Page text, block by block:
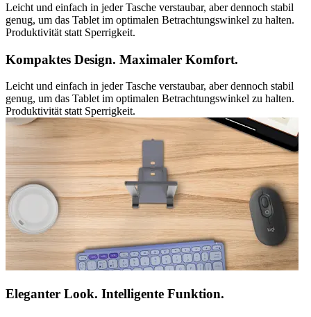
Leicht und einfach in jeder Tasche verstaubar, aber dennoch stabil
genug, um das Tablet im optimalen Betrachtungswinkel zu halten.
Produktivität statt Sperrigkeit.
Kompaktes Design. Maximaler Komfort.
Leicht und einfach in jeder Tasche verstaubar, aber dennoch stabil
genug, um das Tablet im optimalen Betrachtungswinkel zu halten.
Produktivität statt Sperrigkeit.
Eleganter Look. Intelligente Funktion.